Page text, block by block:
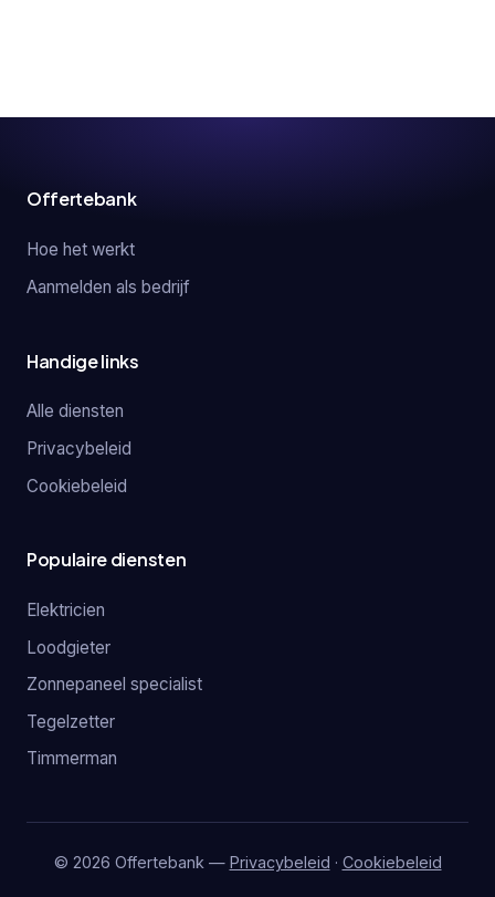
Offertebank
Hoe het werkt
Aanmelden als bedrijf
Handige links
Alle diensten
Privacybeleid
Cookiebeleid
Populaire diensten
Elektricien
Loodgieter
Zonnepaneel specialist
Tegelzetter
Timmerman
© 2026 Offertebank — Privacybeleid · Cookiebeleid